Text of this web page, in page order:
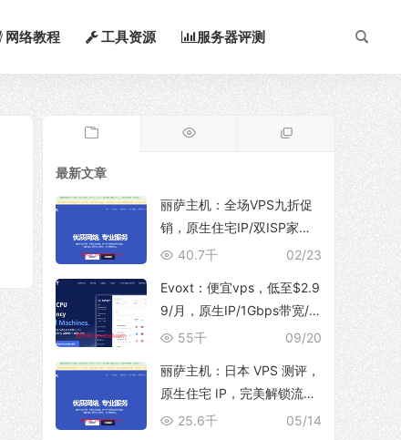
网络教程 工具资源 服务器评测
最新文章
丽萨主机：全场VPS九折促
销，原生住宅IP/双ISP家
宽，支持TikTok运营、解锁
务
02/23
40.7千
Evoxt：便宜vps，低至$2.9
9/月，原生IP/1Gbps带宽/
支持新增多个IP地址，可选
印尼/马来西亚/美国/德国/英
国/波兰等地区
09/20
55千
丽萨主机：日本 VPS 测评，
原生住宅 IP，完美解锁流媒
体，支持 TikTok 运营，129
05/14
25.6千